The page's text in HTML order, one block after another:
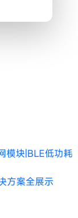
模块|BLE低功耗
方案全展示